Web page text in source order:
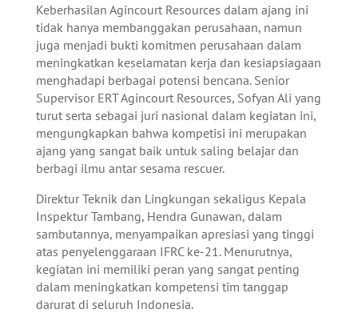
Keberhasilan Agincourt Resources dalam ajang ini
tidak hanya membanggakan perusahaan, namun
juga menjadi bukti komitmen perusahaan dalam
meningkatkan keselamatan kerja dan kesiapsiagaan
menghadapi berbagai potensi bencana. Senior
Supervisor ERT Agincourt Resources, Sofyan Ali yang
turut serta sebagai juri nasional dalam kegiatan ini,
mengungkapkan bahwa kompetisi ini merupakan
ajang yang sangat baik untuk saling belajar dan
berbagi ilmu antar sesama rescuer.
Direktur Teknik dan Lingkungan sekaligus Kepala
Inspektur Tambang, Hendra Gunawan, dalam
sambutannya, menyampaikan apresiasi yang tinggi
atas penyelenggaraan IFRC ke-21. Menurutnya,
kegiatan ini memiliki peran yang sangat penting
dalam meningkatkan kompetensi tim tanggap
darurat di seluruh Indonesia.